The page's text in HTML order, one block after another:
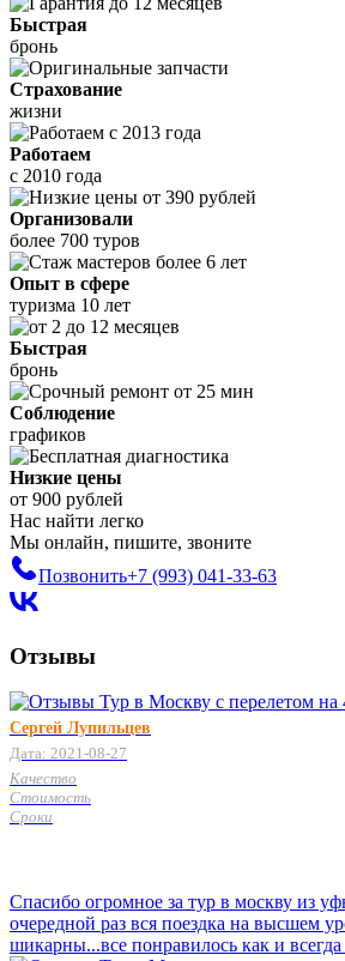
Быстрая
бронь
Страхование
жизни
Работаем
с 2010 года
Организовали
более 700 туров
Опыт в сфере
туризма 10 лет
Быстрая
бронь
Соблюдение
графиков
Низкие цены
от 900 рублей
Нас найти легко
Мы онлайн, пишите, звоните
Позвонить+7 (993) 041-33-63
Отзывы
Сергей Лупильцев
Дата: 2021-08-27
Качество
Стоимость
Сроки
Спасибо огромное за тур в москву из
очередной раз вся поездка на высшем
шикарны...все понравилось как и